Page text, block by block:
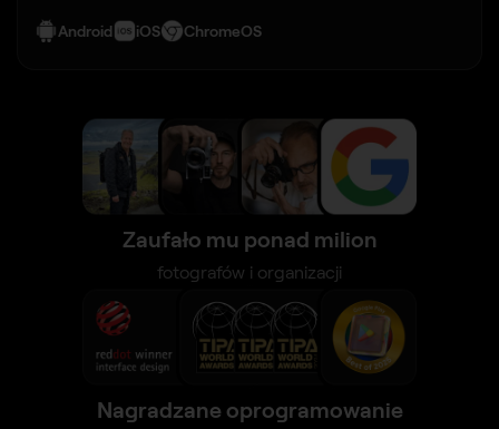
Android iOS ChromeOS
Zaufało mu ponad milion
fotografów i organizacji
Nagradzane oprogramowanie